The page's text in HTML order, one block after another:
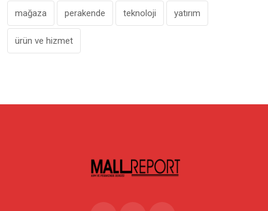
mağaza perakende teknoloji yatırım
ürün ve hizmet